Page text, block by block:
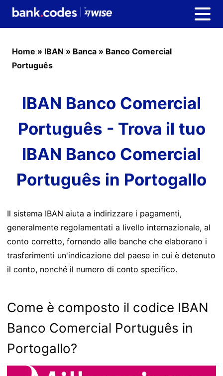
Home » IBAN » Banca » Banco Comercial
Português
IBAN Banco Comercial
Português - Trova il tuo
IBAN Banco Comercial
Português in Portogallo
Il sistema IBAN aiuta a indirizzare i pagamenti,
generalmente regolamentati a livello internazionale, al
conto corretto, fornendo alle banche che elaborano i
trasferimenti un'indicazione del paese in cui è detenuto
il conto, nonché il numero di conto specifico.
Come è composto il codice IBAN
Banco Comercial Português in
Portogallo?